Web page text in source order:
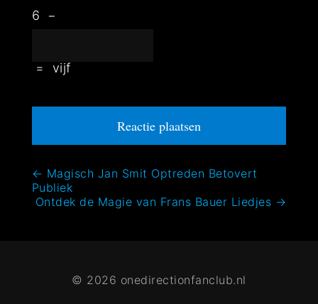
6 −
= vijf
Bericht
navigatie
← Magisch Jan Smit Optreden Betovert
Publiek
Ontdek de Magie van Frans Bauer Liedjes →
© 2026 onedirectionfanclub.nl